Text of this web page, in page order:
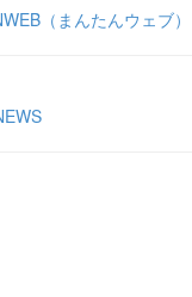
（まんたんウェブ）